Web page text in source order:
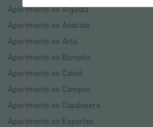
Apartments en Algaida
Apartments en Andratx
Apartments en Artá
Apartments en Bunyola
Apartments en Calviá
Apartments en Campos
Apartments en Capdepera
Apartments en Esporles
Ich habe mein Passwort vergessen
Ich akzeptiere die
Mich Registrieren